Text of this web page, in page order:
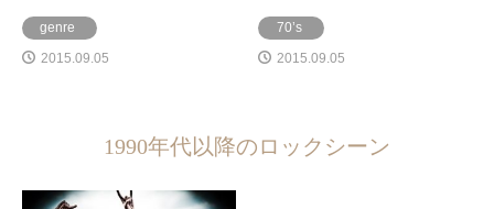
genre
2015.09.05
70’s
2015.09.05
1990年代以降のロックシーン